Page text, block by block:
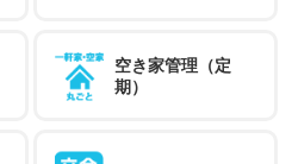
空き家管理（定
期）